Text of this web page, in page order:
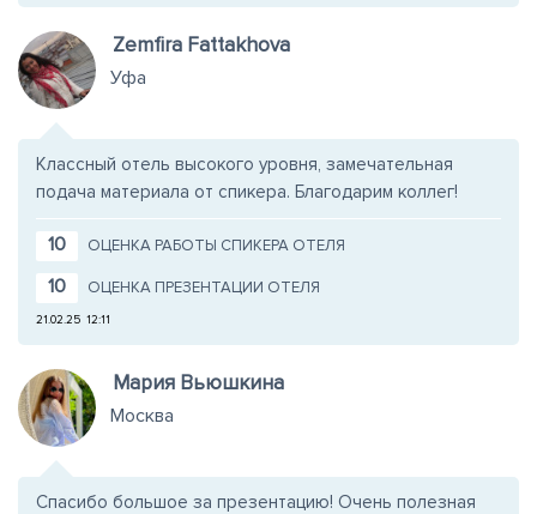
Zemfira Fattakhova
Уфа
Классный отель высокого уровня, замечательная
подача материала от спикера. Благодарим коллег!
10 ОЦЕНКА РАБОТЫ СПИКЕРА ОТЕЛЯ
10 ОЦЕНКА ПРЕЗЕНТАЦИИ ОТЕЛЯ
12:11
21.02.25
Мария Вьюшкина
Москва
Спасибо большое за презентацию! Очень полезная